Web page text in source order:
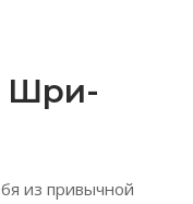
Шри-
из привычной